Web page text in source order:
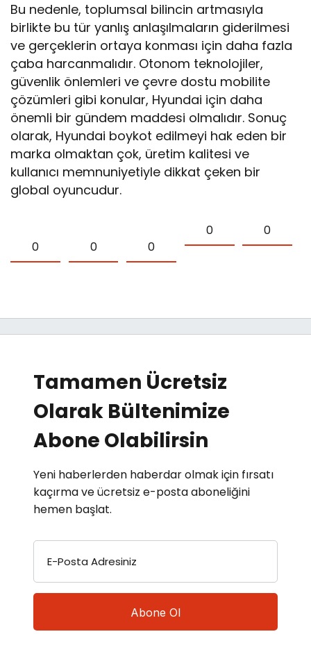
Bu nedenle, toplumsal bilincin artmasıyla
birlikte bu tür yanlış anlaşılmaların giderilmesi
ve gerçeklerin ortaya konması için daha fazla
çaba harcanmalıdır. Otonom teknolojiler,
güvenlik önlemleri ve çevre dostu mobilite
çözümleri gibi konular, Hyundai için daha
önemli bir gündem maddesi olmalıdır. Sonuç
olarak, Hyundai boykot edilmeyi hak eden bir
marka olmaktan çok, üretim kalitesi ve
kullanıcı memnuniyetiyle dikkat çeken bir
global oyuncudur.
0 0 0
0 0
Tamamen Ücretsiz
Olarak Bültenimize
Abone Olabilirsin
Yeni haberlerden haberdar olmak için fırsatı
kaçırma ve ücretsiz e-posta aboneliğini
hemen başlat.
E-Posta Adresiniz